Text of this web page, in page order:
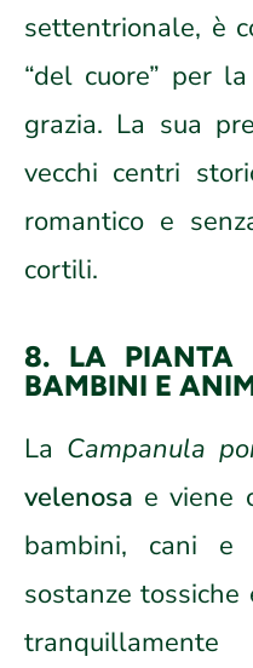
settentrionale, è
“del cuore” per
grazia. La sua
vecchi centri
romantico e
cortili.
8. LA PIANTA
BAMBINI E
La Campanula
velenosa e viene
bambini, cani e
sostanze